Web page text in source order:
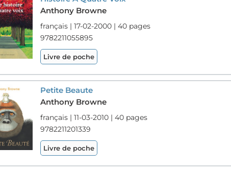
Anthony Browne
français | 17-02-2000 | 40 pages
9782211055895
Livre de poche
Petite Beaute
Anthony Browne
français | 11-03-2010 | 40 pages
9782211201339
Livre de poche